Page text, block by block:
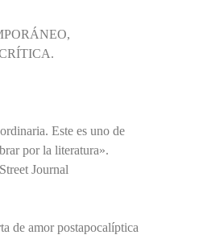
Este es uno de
por la literatura».
Journal
de amor postapocalíptica